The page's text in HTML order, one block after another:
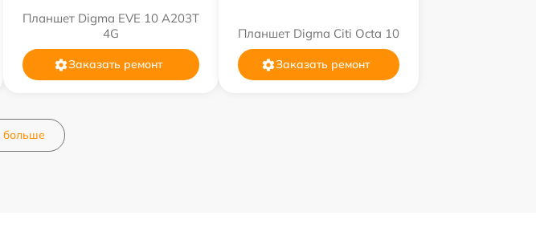
Планшет Digma EVE 10 A203T
4G
Заказать ремонт
Планшет Digma Citi Octa 10
Заказать ремонт
больше